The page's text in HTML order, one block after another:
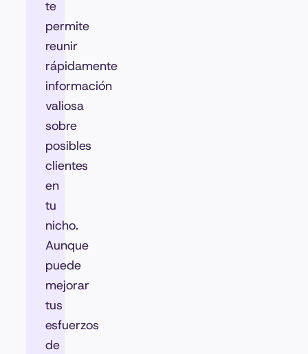
te
permite
reunir
rápidamente
información
valiosa
sobre
posibles
clientes
en
tu
nicho.
Aunque
puede
mejorar
tus
esfuerzos
de